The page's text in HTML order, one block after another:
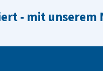
- mit unserem